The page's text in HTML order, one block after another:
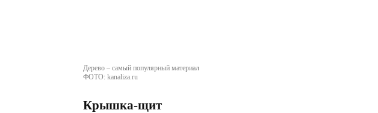
Дерево – самый популярный материал
ФОТО: kanaliza.ru
Крышка-щит